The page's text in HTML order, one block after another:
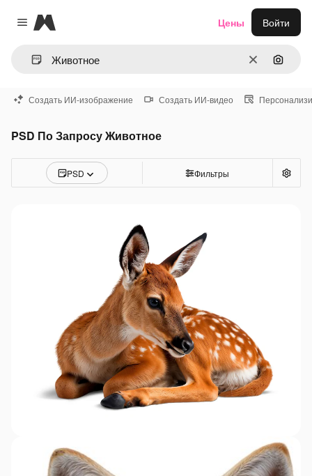
Close menu
Magnific
ОчиститьПоиск
Цены Войти
Создать ИИ-изображение Создать ИИ-видео
PSD По Запросу Животное
PSD Фильтры